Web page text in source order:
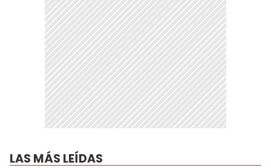
LAS MÁS LEÍDAS